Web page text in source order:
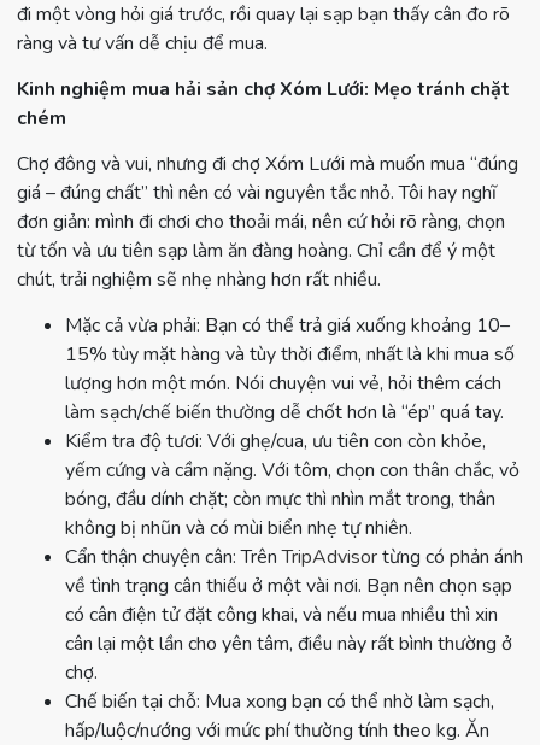
đi một vòng hỏi giá trước, rồi quay lại sạp bạn thấy cân đo rõ
ràng và tư vấn dễ chịu để mua.
Kinh nghiệm mua hải sản chợ Xóm Lưới: Mẹo tránh chặt
chém
Chợ đông và vui, nhưng đi chợ Xóm Lưới mà muốn mua “đúng
giá – đúng chất” thì nên có vài nguyên tắc nhỏ. Tôi hay nghĩ
đơn giản: mình đi chơi cho thoải mái, nên cứ hỏi rõ ràng, chọn
từ tốn và ưu tiên sạp làm ăn đàng hoàng. Chỉ cần để ý một
chút, trải nghiệm sẽ nhẹ nhàng hơn rất nhiều.
Mặc cả vừa phải: Bạn có thể trả giá xuống khoảng 10–
15% tùy mặt hàng và tùy thời điểm, nhất là khi mua số
lượng hơn một món. Nói chuyện vui vẻ, hỏi thêm cách
làm sạch/chế biến thường dễ chốt hơn là “ép” quá tay.
Kiểm tra độ tươi: Với ghẹ/cua, ưu tiên con còn khỏe,
yếm cứng và cầm nặng. Với tôm, chọn con thân chắc, vỏ
bóng, đầu dính chặt; còn mực thì nhìn mắt trong, thân
không bị nhũn và có mùi biển nhẹ tự nhiên.
Cẩn thận chuyện cân: TrênTripAdvisortừng có phản ánh
về tình trạng cân thiếu ở một vài nơi. Bạn nên chọn sạp
có cân điện tử đặt công khai, và nếu mua nhiều thì xin
cân lại một lần cho yên tâm, điều này rất bình thường ở
chợ.
Chế biến tại chỗ: Mua xong bạn có thể nhờ làm sạch,
hấp/luộc/nướng với mức phí thường tính theo kg. Ăn